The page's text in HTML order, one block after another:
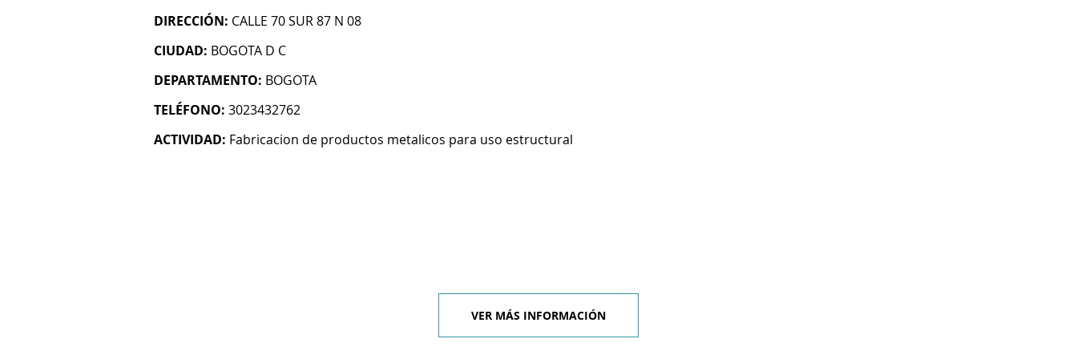
DIRECCIÓN: CALLE 70 SUR 87 N 08
CIUDAD: BOGOTA D C
DEPARTAMENTO: BOGOTA
TELÉFONO: 3023432762
ACTIVIDAD: Fabricacion de productos metalicos para uso estructural
VER MÁS INFORMACIÓN